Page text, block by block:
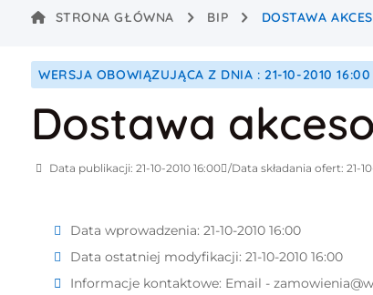
STRONA GŁÓWNA BIP DOSTAWA
WERSJA OBOWIĄZUJĄCA Z DNIA : 21-10-2010 16:00
Dostawa
Data publikacji: 21-10-2010 16:00 Data składania ofert: 21-
Data wprowadzenia: 21-10-2010 16:00
Data ostatniej modyfikacji: 21-10-2010 16:00
Informacje kontaktowe: Email -